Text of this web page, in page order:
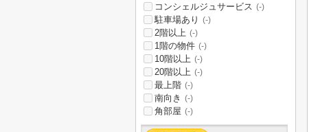
コンシェルジュサービス (-)
駐車場あり (-)
2階以上 (-)
1階の物件 (-)
10階以上 (-)
20階以上 (-)
最上階 (-)
南向き (-)
角部屋 (-)